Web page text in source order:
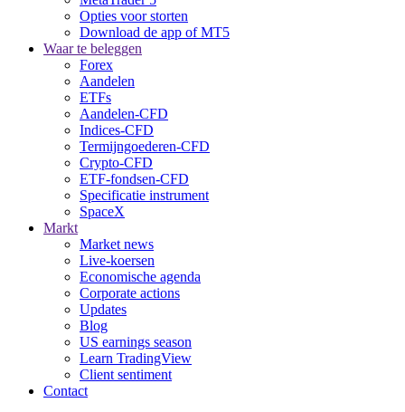
Opties voor storten
Download de app of MT5
Waar te beleggen
Forex
Aandelen
ETFs
Aandelen-CFD
Indices-CFD
Termijngoederen-CFD
Crypto-CFD
ETF-fondsen-CFD
Specificatie instrument
SpaceX
Markt
Market news
Live-koersen
Economische agenda
Corporate actions
Updates
Blog
US earnings season
Learn TradingView
Client sentiment
Contact